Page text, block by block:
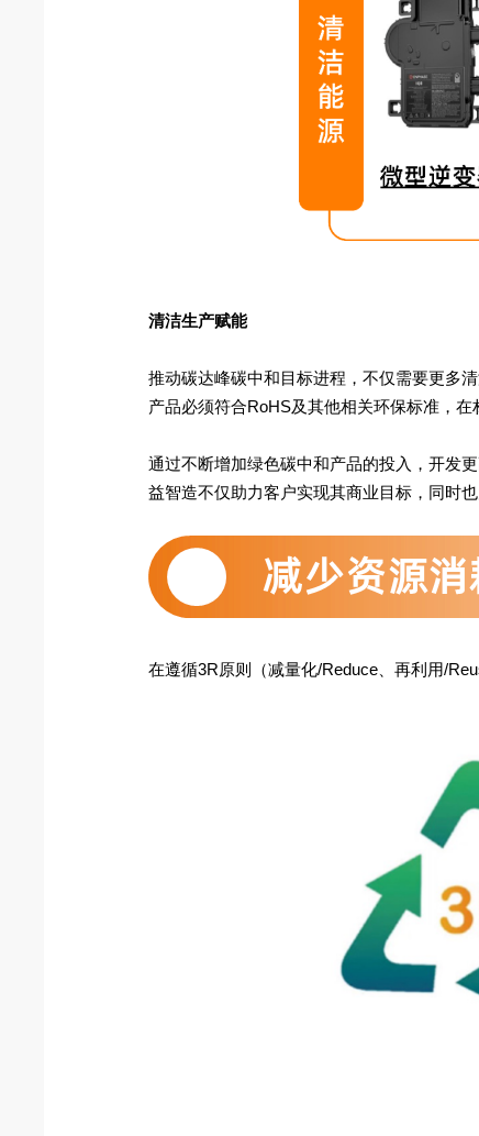
清洁生产赋能
推动碳达峰碳中和目标进程，不仅需要更多
产品必须符合RoHS及其他相关环保标准，
通过不断增加绿色碳中和产品的投入，开发
益智造不仅助力客户实现其商业目标，同时
在遵循3R原则（减量化/Reduce、再利用/